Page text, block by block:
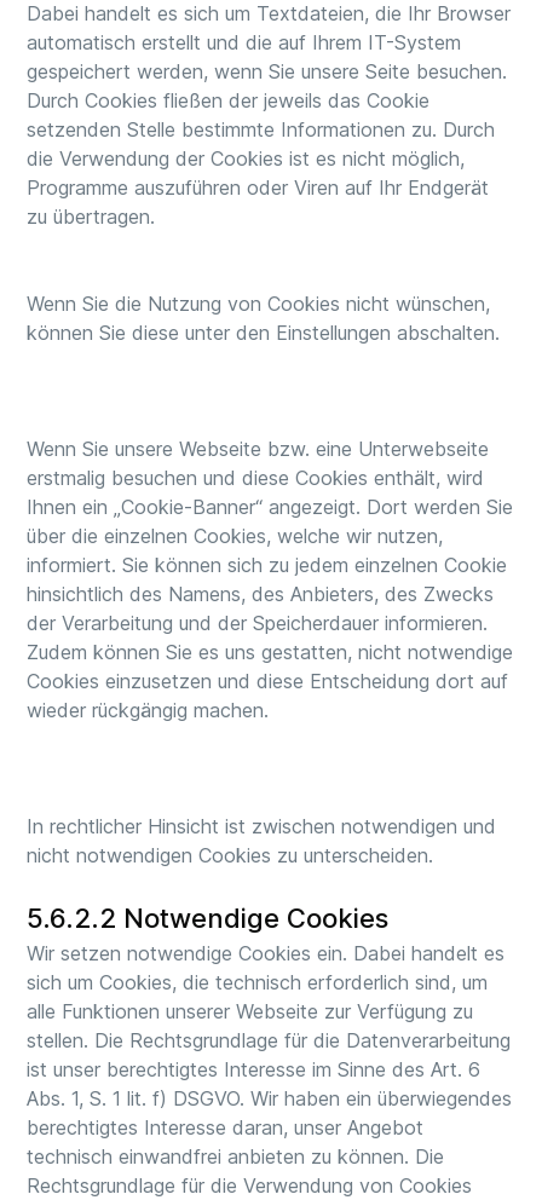
Dabei handelt es sich um Textdateien, die Ihr Browser
automatisch erstellt und die auf Ihrem IT-System
gespeichert werden, wenn Sie unsere Seite besuchen.
Durch Cookies fließen der jeweils das Cookie
setzenden Stelle bestimmte Informationen zu. Durch
die Verwendung der Cookies ist es nicht möglich,
Programme auszuführen oder Viren auf Ihr Endgerät
zu übertragen.
Wenn Sie die Nutzung von Cookies nicht wünschen,
können Sie diese unter den Einstellungen abschalten.
Wenn Sie unsere Webseite bzw. eine Unterwebseite
erstmalig besuchen und diese Cookies enthält, wird
Ihnen ein „Cookie-Banner“ angezeigt. Dort werden Sie
über die einzelnen Cookies, welche wir nutzen,
informiert. Sie können sich zu jedem einzelnen Cookie
hinsichtlich des Namens, des Anbieters, des Zwecks
der Verarbeitung und der Speicherdauer informieren.
Zudem können Sie es uns gestatten, nicht notwendige
Cookies einzusetzen und diese Entscheidung dort auf
wieder rückgängig machen.
In rechtlicher Hinsicht ist zwischen notwendigen und
nicht notwendigen Cookies zu unterscheiden.
5.6.2.2 Notwendige Cookies
Wir setzen notwendige Cookies ein. Dabei handelt es
sich um Cookies, die technisch erforderlich sind, um
alle Funktionen unserer Webseite zur Verfügung zu
stellen. Die Rechtsgrundlage für die Datenverarbeitung
ist unser berechtigtes Interesse im Sinne des Art. 6
Abs. 1, S. 1 lit. f) DSGVO. Wir haben ein überwiegendes
berechtigtes Interesse daran, unser Angebot
technisch einwandfrei anbieten zu können. Die
Rechtsgrundlage für die Verwendung von Cookies